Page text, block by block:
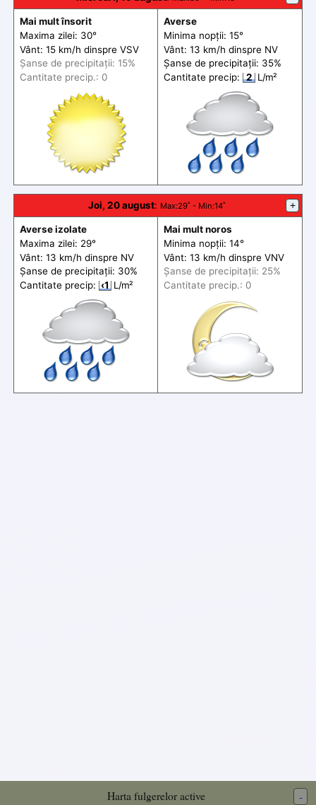
Mai mult însorit
Maxima zilei: 30°
Vânt: 15 km/h dinspre VSV
Șanse de precipitații: 15%
Cantitate precip.: 0
Averse
Minima nopții: 15°
Vânt: 13 km/h dinspre NV
Șanse de precipitații: 35%
Cantitate precip:
2 L/m²
Joi, 20 august: Max:29˚ - Min:14˚ +
Averse izolate
Maxima zilei: 29°
Vânt: 13 km/h dinspre NV
Șanse de precipitații: 30%
Cantitate precip: ‹1 L/m²
Mai mult noros
Minima nopții: 14°
Vânt: 13 km/h dinspre VNV
Șanse de precipitații: 25%
Cantitate precip.: 0
Harta fulgerelor active -